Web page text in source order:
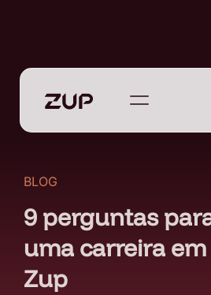
BLOG
9 perguntas
uma carreira
Zup